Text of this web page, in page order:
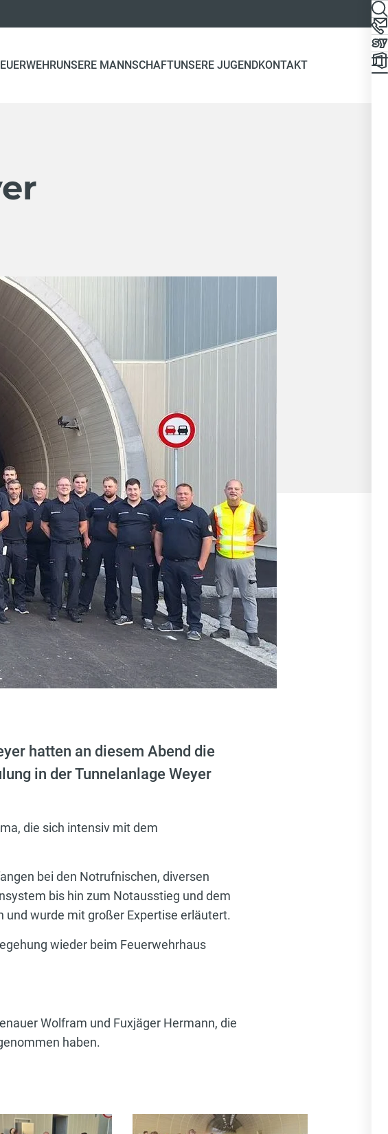
UNSERE MANNSCHAFTUNSERE JUGENDKONTAKT
hatten an diesem Abend die
in der Tunnelanlage Weyer
die sich intensiv mit dem
bei den Notrufnischen, diversen
bis hin zum Notausstieg und dem
wurde mit großer Expertise erläutert.
wieder beim Feuerwehrhaus
Wolfram und Fuxjäger Hermann, die
haben.